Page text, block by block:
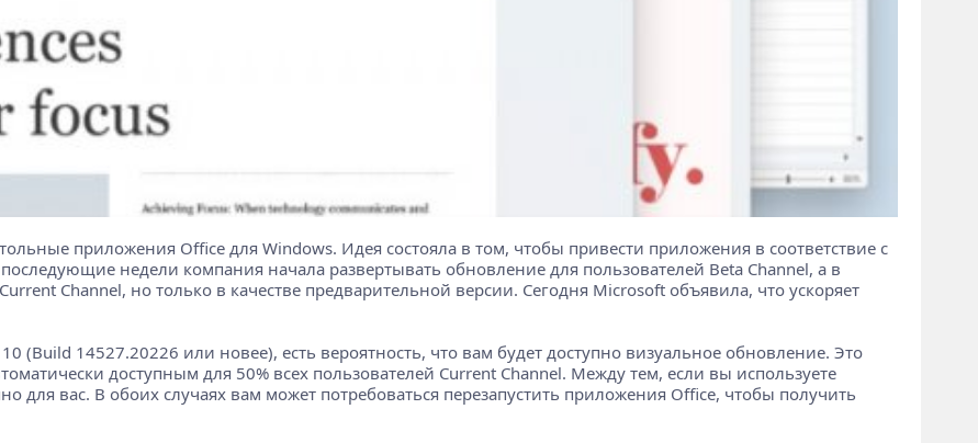
приложения Office для Windows. Идея состояла в том, чтобы привести приложения в соответствие с
недели компания начала развертывать обновление для пользователей Beta Channel, а в
Channel, но только в качестве предварительной версии. Сегодня Microsoft объявила, что ускоряет
(Build 14527.20226 или новее), есть вероятность, что вам будет доступно визуальное обновление. Это
доступным для 50% всех пользователей Current Channel. Между тем, если вы используете
для вас. В обоих случаях вам может потребоваться перезапустить приложения Office, чтобы получить